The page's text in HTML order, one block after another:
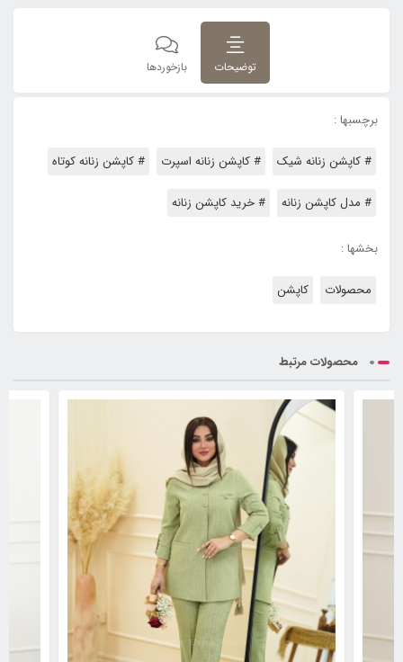
توضیحات بازخوردها
برچسبها :
# کاپشن زنانه شیک # کاپشن زنانه اسپرت # کاپشن زنانه کوتاه
# مدل کاپشن زنانه # خرید کاپشن زنانه
بخشها :
محصولات کاپشن
محصولات مرتبط